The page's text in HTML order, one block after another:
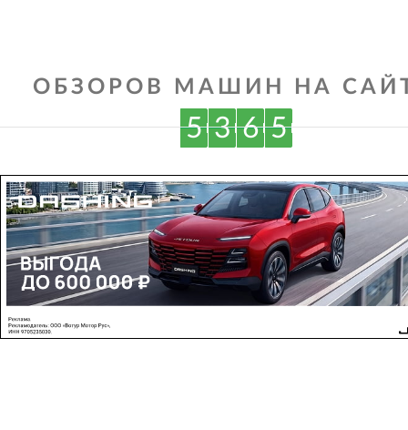
во в
ОБЗОРОВ МАШИН НА
5 3 6 5